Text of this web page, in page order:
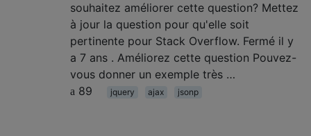
souhaitez améliorer cette question? Mettez
à jour la question pour qu'elle soit
pertinente pour Stack Overflow. Fermé il y
a 7 ans . Améliorez cette question Pouvez-
vous donner un exemple très …
89
jquery ajax jsonp